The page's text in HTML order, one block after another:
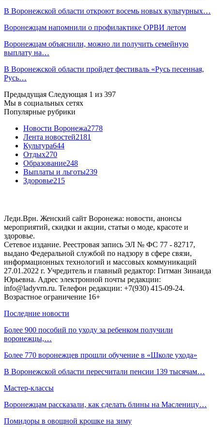
В Воронежской области откроют восемь новых культурных…
Воронежцам напомнили о профилактике ОРВИ летом
Воронежцам объяснили, можно ли получить семейную
выплату на…
В Воронежской области пройдет фестиваль «Русь песенная,
Русь…
Предыдущая Следующая 1 из 397
Мы в социальных сетях
Популярные рубрики
Новости Воронежа2778
Лента новостей2181
Культура644
Отдых270
Образование248
Выплаты и льготы239
Здоровье215
Леди.Врн. Женский сайт Воронежа: новости, анонсы
мероприятий, скидки и акции, статьи о моде, красоте и
здоровье.
Сетевое издание. Реестровая запись ЭЛ № ФС 77 - 82717,
выдано Федеральной службой по надзору в сфере связи,
информационных технологий и массовых коммуникаций
27.01.2022 г. Учредитель и главный редактор: Гитман Зинаида
Юрьевна. Адрес электронной почты редакции:
info@ladyvrn.ru. Телефон редакции: +7(930) 415-09-24.
Возрастное ограничение 16+
Последние новости
Более 900 пособий по уходу за ребенком получили
воронежцы,…
Более 770 воронежцев прошли обучение в «Школе ухода»
В Воронежской области пересчитали пенсии 139 тысячам…
Мастер-классы
Воронежцам рассказали, как сделать блины на Масленицу…
Помидоры в овощной крошке на зиму